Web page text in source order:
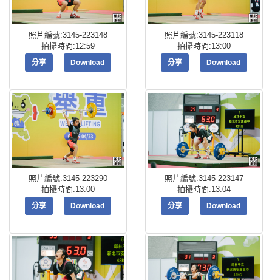
照片編號:3145-223148
拍攝時間:12:59
分享 Download
照片編號:3145-223118
拍攝時間:13:00
分享 Download
照片編號:3145-223290
拍攝時間:13:00
分享 Download
照片編號:3145-223147
拍攝時間:13:04
分享 Download